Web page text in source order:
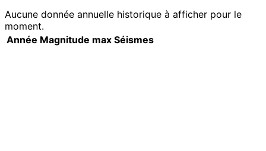
Aucune donnée annuelle historique à afficher pour le
moment.
Année Magnitude max Séismes